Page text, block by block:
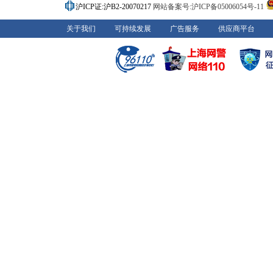
沪ICP证:沪B2-20070217 网站备案号:沪ICP备05006054号-11
关于我们 可持续发展 广告服务 供应商平台